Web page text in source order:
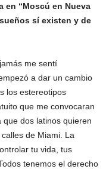
en “Moscú en Nueva
sí existen y de
me sentí
a dar un cambio
los estereotipos
que me convocaran
dos latinos quieren
de Miami. La
tu vida, tus
tenemos el derecho